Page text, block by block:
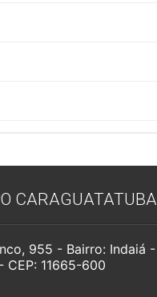
CARAGUATATUBA
955 - Bairro: Indaiá -
CEP: 11665-600